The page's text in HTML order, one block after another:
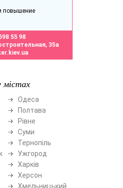
повышение
55 98
35а
Одеса
Полтава
Рівне
Суми
Тернопіль
Ужгород
Харків
Херсон
Хмельницький